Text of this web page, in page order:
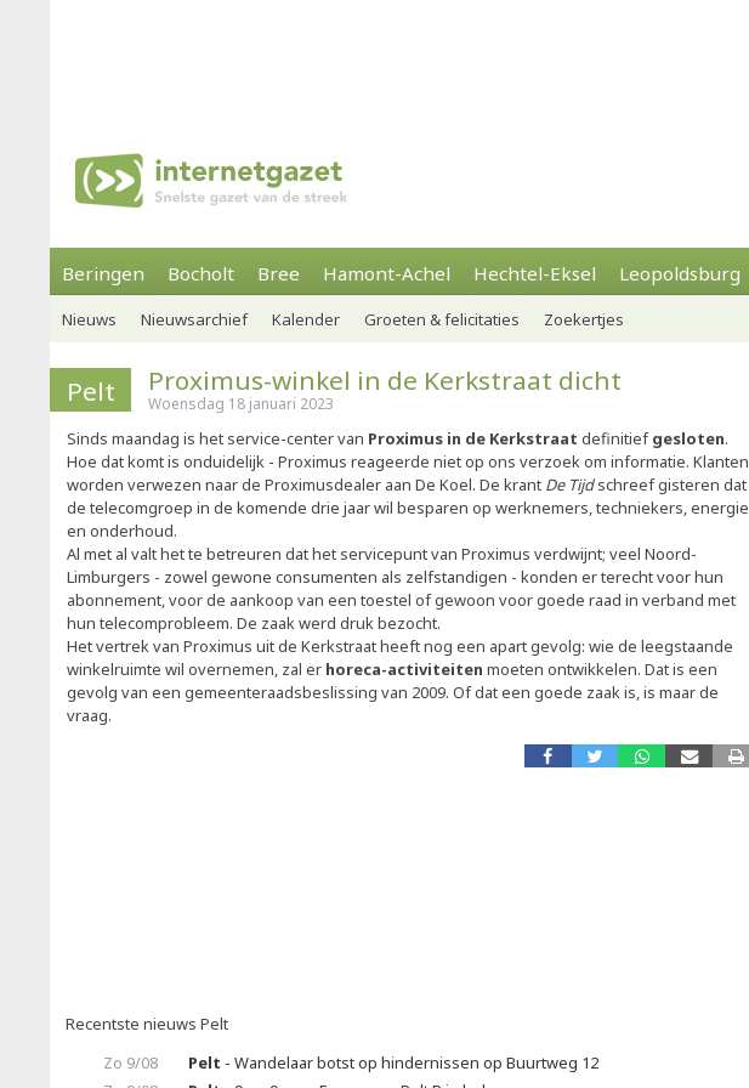
Beringen Bocholt Bree Hamont-Achel Hechtel-Eksel Leopoldsburg
Nieuws Nieuwsarchief Kalender Groeten & felicitaties Zoekertjes
Pelt Proximus-winkel in de Kerkstraat dicht
Woensdag 18 januari 2023
Sinds maandag is het service-center van Proximus in de Kerkstraat definitiefgesloten.
Hoe dat komt is onduidelijk - Proximus reageerde niet op ons verzoek om informatie. Klanten
worden verwezen naar de Proximusdealer aan De Koel. De krant De Tijdschreef gisteren dat
de telecomgroep in de komende drie jaar wil besparen op werknemers, techniekers, energie
en onderhoud.
Al met al valt het te betreuren dat het servicepunt van Proximus verdwijnt; veel Noord-
Limburgers - zowel gewone consumenten als zelfstandigen - konden er terecht voor hun
abonnement, voor de aankoop van een toestel of gewoon voor goede raad in verband met
hun telecomprobleem. De zaak werd druk bezocht.
Het vertrek van Proximus uit de Kerkstraat heeft nog een apart gevolg: wie de leegstaande
winkelruimte wil overnemen, zal er horeca-activiteiten moeten ontwikkelen. Dat is een
gevolg van een gemeenteraadsbeslissing van 2009. Of dat een goede zaak is, is maar de
vraag.
Recentste nieuws Pelt
Zo 9/08
Pelt - Wandelaar botst op hindernissen op Buurtweg 12